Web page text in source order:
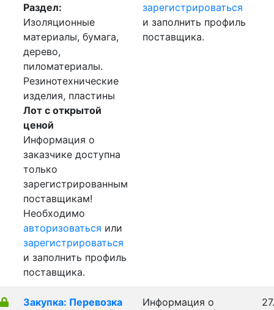
Раздел:
Изоляционные
материалы, бумага,
дерево,
пиломатериалы.
Резинотехнические
изделия, пластины
Лот с открытой
ценой
Информация о
заказчике доступна
только
зарегистрированным
поставщикам!
Необходимо
авторизоваться или
зарегистрироваться
и заполнить профиль
поставщика.
зарегистрироваться
и заполнить профиль
поставщика.
Закупка: Перевозка
Информация о